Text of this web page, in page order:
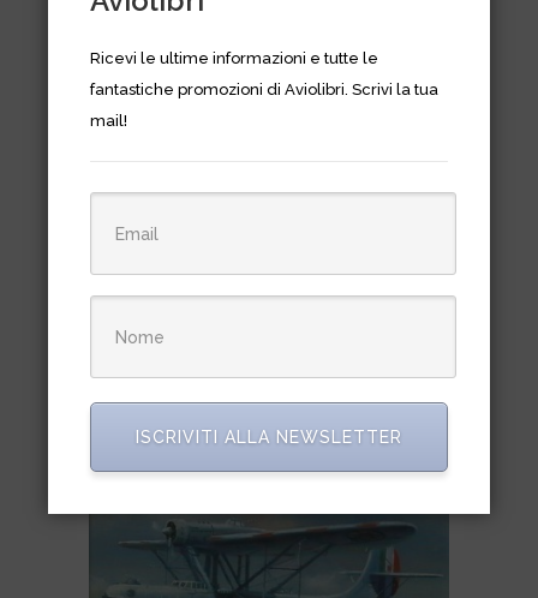
B-17 fortress/B-29
€24,05.€20,00.
Ricevi le ultime informazioni e tutte le
fantastiche promozioni di Aviolibri. Scrivi la tua
mail!
ISCRIVITI ALLA NEWSLETTER